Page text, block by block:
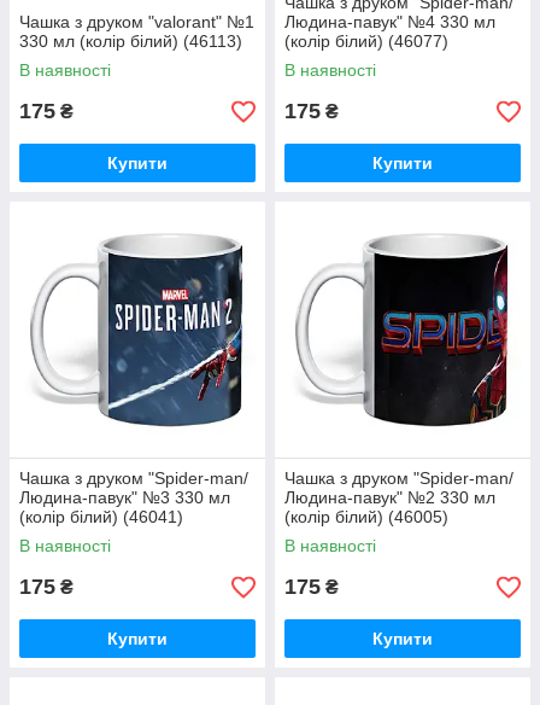
Чашка з друком "valorant" №1
330 мл (колір білий) (46113)
В наявності
175 ₴
Купити
Людина-павук" №4 330 мл
(колір білий) (46077)
В наявності
175 ₴
Купити
Чашка з друком "Spider-man/
Людина-павук" №3 330 мл
(колір білий) (46041)
В наявності
175 ₴
Купити
Чашка з друком "Spider-man/
Людина-павук" №2 330 мл
(колір білий) (46005)
В наявності
175 ₴
Купити